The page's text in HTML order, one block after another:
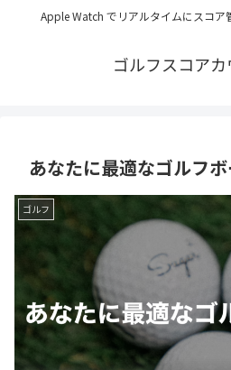
Apple Watch でリアルタイムにスコア
ゴルフスコア
あなたに最適なゴルフボ
ゴルフ